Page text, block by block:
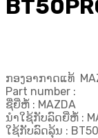
ກອງອາກາດແທ້
Part number :
ຊື່ຍີ່ຫໍ້ : MAZDA
ນຳໃຊ້ກັບລົດຍີ່ຫໍ້ :
ໃຊ້ກັບລົດລຸ້ນ :